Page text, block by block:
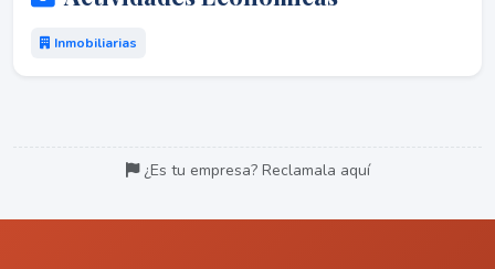
Inmobiliarias
¿Es tu empresa? Reclamala aquí